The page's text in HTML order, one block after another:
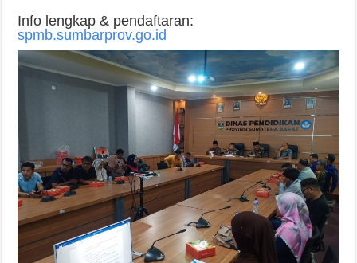
Info lengkap & pendaftaran:
spmb.sumbarprov.go.id